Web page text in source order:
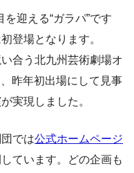
迎える“ガラパ”です
登場となります。
合う北九州芸術劇場オ
昨年初出場にして見事
実現しました。
では公式ホームページ
しています。どの企画も